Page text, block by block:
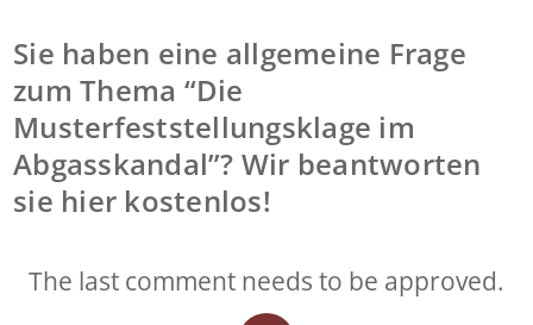
Sie haben eine allgemeine Frage
zum Thema “Die
Musterfeststellungsklage im
Abgasskandal”? Wir beantworten
sie hier kostenlos!
The last comment needs to be approved.